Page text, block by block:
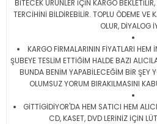
BİTECEK ÜRÜNLER İÇİN KARGO
TERCİHİNİ BİLDİREBİLİR. TOPLU ÖDEME
OLUR, DİYALOG
KARGO FİRMALARININ FİYATLARI HEM
ŞUBEYE TESLİM ETTİĞİM HALDE BAZI
BUNDA BENİM YAPABİLECEĞİM BİR ŞEY
OLUMSUZ YORUM BIRAKILMASINI
GİTTİGİDİYOR'DA HEM SATICI HEM
CD, KASET, DVD LERİNİZ İÇİN